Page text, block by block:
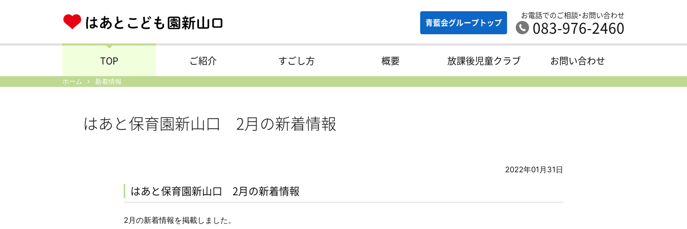
青藍会グループトップ
お電話でのご相談・お問い合わせ
083-976-2460
TOP ご紹介 すごし方 概要 放課後児童クラブ お問い合わせ
ホーム 新着情報
はあと保育園新山口 2月の新着情報
2022年01月31日
はあと保育園新山口 2月の新着情報
2月の新着情報を掲載しました。